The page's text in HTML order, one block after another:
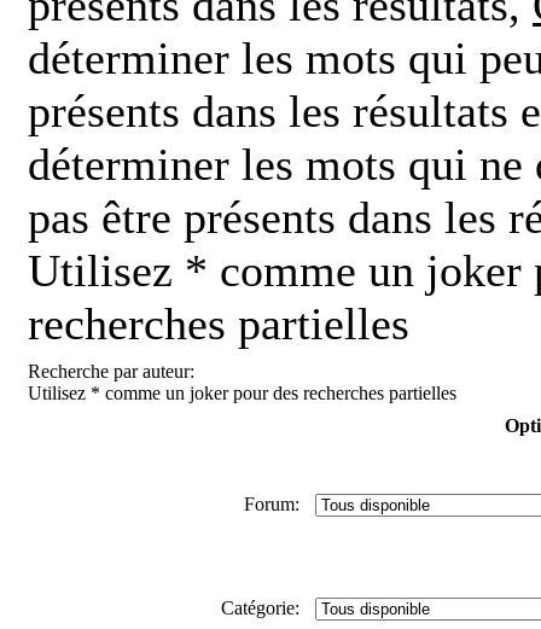
déterminer les mots qui
présents dans les résultats
déterminer les mots qui ne
pas être présents dans les
Utilisez * comme un joker
recherches partielles
Recherche par auteur:
Utilisez * comme un joker pour des recherches partielles
Forum:
Catégorie: